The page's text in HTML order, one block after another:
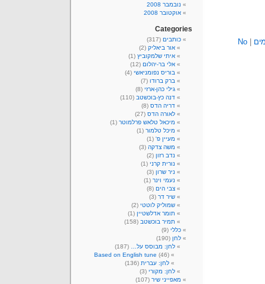
No
נובמבר 2008
אוקטובר 2008
Categories
כותבים (317)
אור ביאליק (2)
איתי שלמקוביץ (1)
אלי בר-יהלום (12)
בוריס נפומניאשי (4)
ברק ברודו (7)
גילי כהן-ארזי (8)
דנה כץ-בוכשטב (110)
דריה הדס (8)
לאורה הדס (27)
מיכאל טלאש פרלמוטר (1)
מיכל טלמור (1)
מעיין פ' (1)
משה צדקה (3)
נדב רזון (2)
נורית קרני (1)
ניר שרון (3)
נעמי וינר (1)
צבי הים (8)
שיר דר (3)
שמוליק לוטטי (2)
תומר אדלשטיין (1)
תמיר בוכשטב (158)
כללי (9)
לחן (190)
לחן: מבוסס על…
(187)
Based on English tune (46)
לחן: עברית (136)
לחן: מקורי (3)
מאפייני שיר (107)